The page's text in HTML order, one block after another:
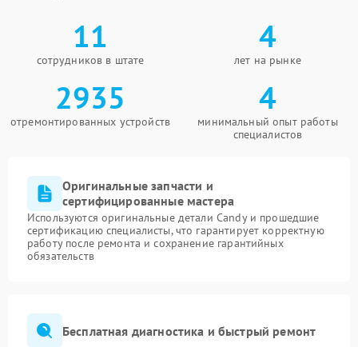
11
сотрудников в штате
4
лет на рынке
2935
отремонтированных устройств
4
минимальный опыт работы
специалистов
Оригинальные запчасти и
сертифицированные мастера
Используются оригинальные детали Candy и прошедшие
сертификацию специалисты, что гарантирует корректную
работу после ремонта и сохранение гарантийных
обязательств
Бесплатная диагностика и быстрый ремонт